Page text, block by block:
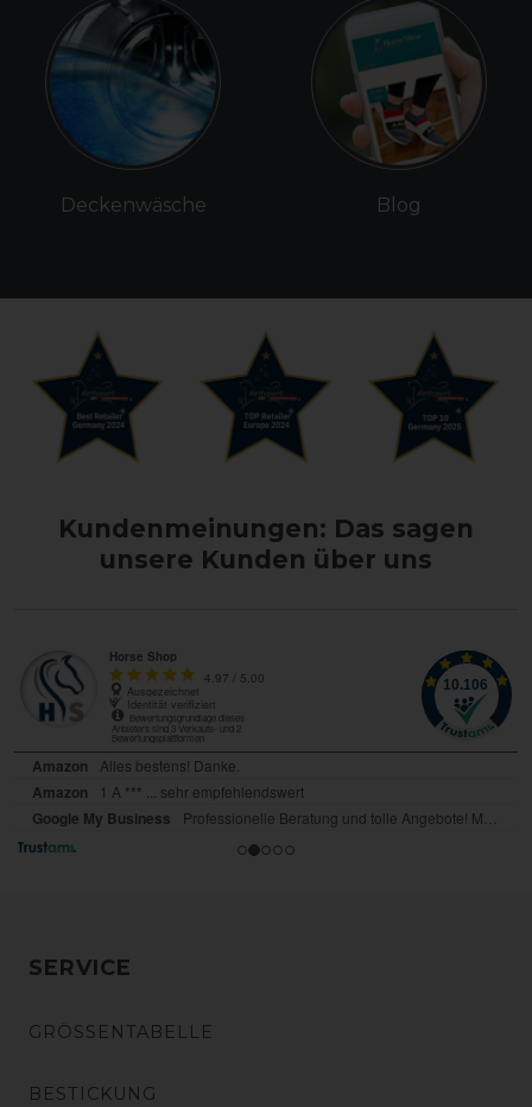
Deckenwäsche Blog
Kundenmeinungen: Das sagen
unsere Kunden über uns
SERVICE
GRÖSSENTABELLE
BESTICKUNG